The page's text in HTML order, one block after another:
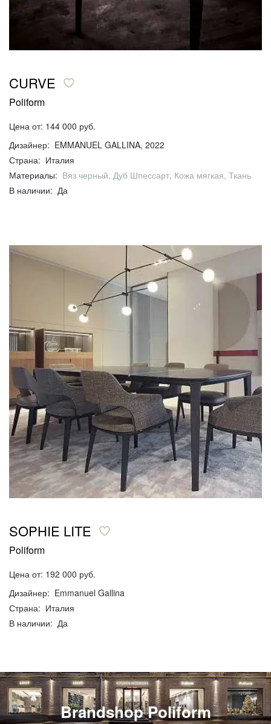
CURVE
Poliform
Цена от: 144 000 руб.
Дизайнер: EMMANUEL GALLINA, 2022
Страна: Италия
Материалы: Вяз черный, Дуб Шпессарт, Кожа мягкая, Ткань
В наличии: Да
SOPHIE LITE
Poliform
Цена от: 192 000 руб.
Дизайнер: Emmanuel Gallina
Страна: Италия
В наличии: Да
Brandshop Poliform